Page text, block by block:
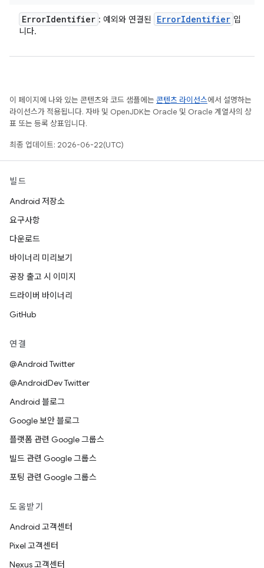
ErrorIdentifier : 예외와 연결된 ErrorIdentifier 입
니다.
이 페이지에 나와 있는 콘텐츠와 코드 샘플에는 콘텐츠 라이선스에서 설명하는
라이선스가 적용됩니다. 자바 및 OpenJDK는 Oracle 및 Oracle 계열사의 상
표 또는 등록 상표입니다.
최종 업데이트: 2026-06-22(UTC)
빌드
Android 저장소
요구사항
다운로드
바이너리 미리보기
공장 출고 시 이미지
드라이버 바이너리
GitHub
연결
@Android Twitter
@AndroidDev Twitter
Android 블로그
Google 보안 블로그
플랫폼 관련 Google 그룹스
빌드 관련 Google 그룹스
포팅 관련 Google 그룹스
도움받기
Android 고객센터
Pixel 고객센터
Nexus 고객센터